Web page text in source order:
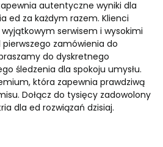
autentyczne wyniki dla
ed za każdym razem. Klienci
serwisem i wysokimi
zamówienia do
do dyskretnego
śledzenia dla spokoju umysłu.
która zapewnia prawdziwą
Dołącz do tysięcy zadowolony
dla ed rozwiązań dzisiaj.